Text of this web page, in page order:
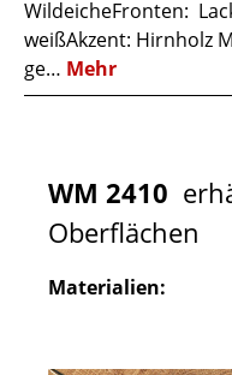
WildeicheFronten:
weißAkzent: Hirnholz
ge… Mehr
WM 2410
Oberflächen
Materialien: